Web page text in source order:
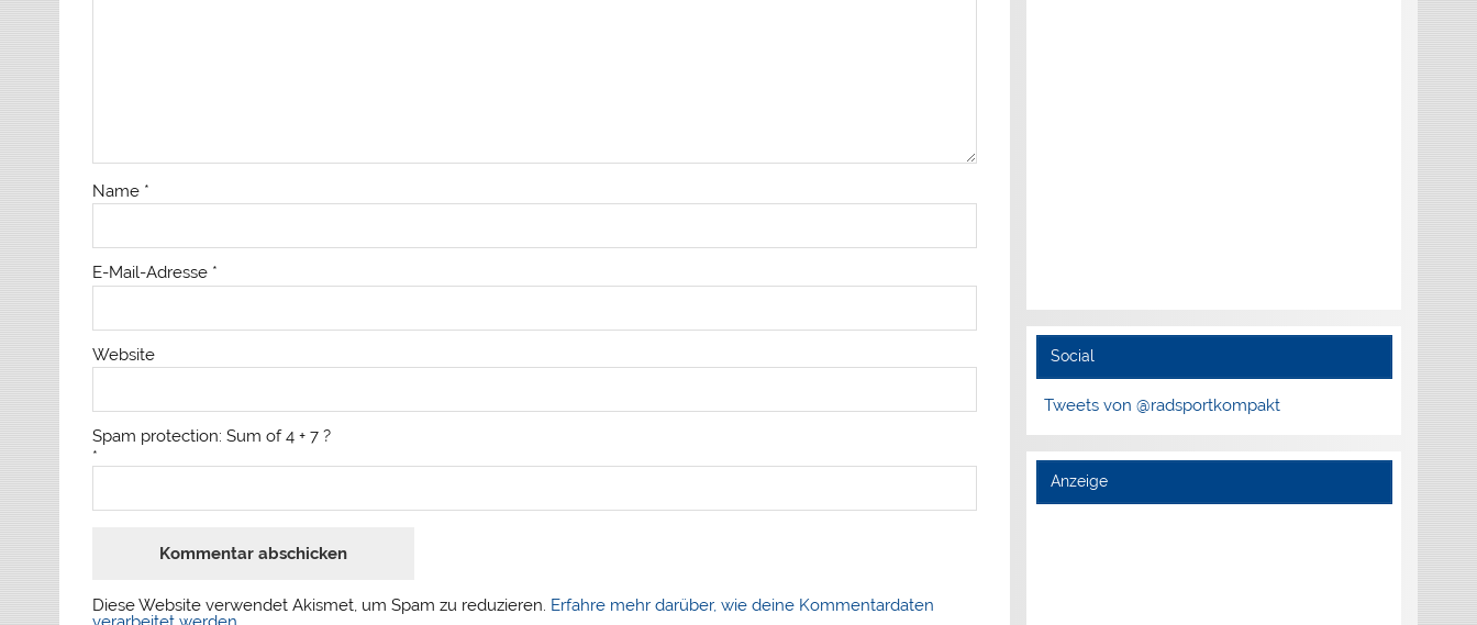
Name *
E-Mail-Adresse *
Website
Spam protection: Sum of 4 + 7 ?
*
Diese Website verwendet Akismet, um Spam zu reduzieren. Erfahre mehr darüber, wie deine Kommentardaten
Social
Tweets von @radsportkompakt
Anzeige